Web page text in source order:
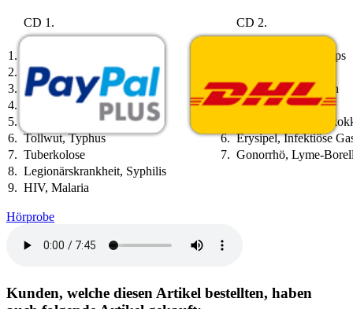
CD 1. CD 2.
1.
Keuchhusten, Mumps
2.
Diphttherie, HSE
3. HUS, Masern 3.
Röteln, Windpocken
4.
Meningitis, Milzbrand 4. Tetanus, Gasbrand
5.
Poliomyelitis, Pest
Brucellose,
6. Tollwut, Typhus 6. Erysipel, Infektiöse
7. Tuberkolose 7. Gonorrhö, Lyme-
8. Legionärskrankheit, Syphilis
9. HIV, Malaria
Hörprobe
Kunden, welche diesen Artikel bestellten, haben